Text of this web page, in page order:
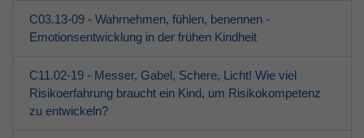
C03.13-09 - Wahrnehmen, fühlen, benennen -
Emotionsentwicklung in der frühen Kindheit
C11.02-19 - Messer, Gabel, Schere, Licht! Wie viel
Risikoerfahrung braucht ein Kind, um Risikokompetenz
zu entwickeln?